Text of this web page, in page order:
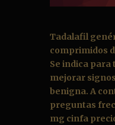
Tadalafil
comprimidos
Se indica
mejorar
benigna. A
preguntas
mg cinfa